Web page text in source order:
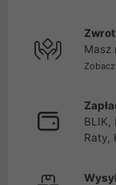
Masz
Zobacz
BLIK,
Raty,